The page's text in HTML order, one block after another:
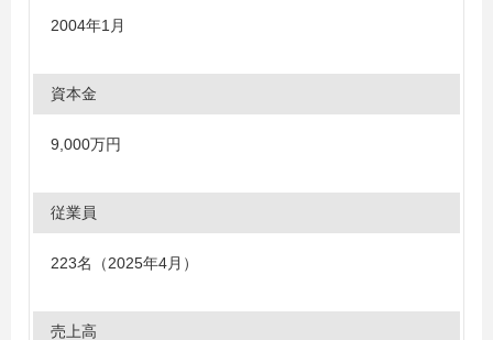
2004年1月
資本金
9,000万円
従業員
223名（2025年4月）
売上高